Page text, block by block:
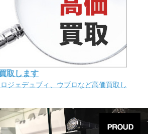
取します
ジェデュブィ、ウブロなど高価買取し